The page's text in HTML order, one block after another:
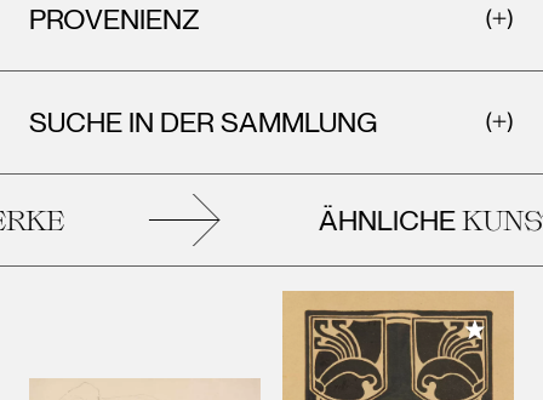
PROVENIENZ
SUCHE IN DER SAMMLUNG
ÄHNLICHE
Meiner